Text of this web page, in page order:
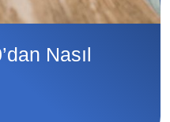
Nasıl